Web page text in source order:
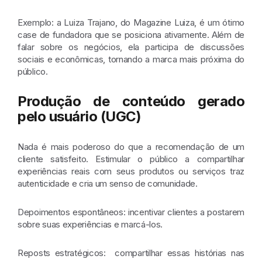
Exemplo: a Luiza Trajano, do Magazine Luiza, é um ótimo
case de fundadora que se posiciona ativamente. Além de
falar sobre os negócios, ela participa de discussões
sociais e econômicas, tornando a marca mais próxima do
público.
Produção de conteúdo gerado
pelo usuário (UGC)
Nada é mais poderoso do que a recomendação de um
cliente satisfeito. Estimular o público a compartilhar
experiências reais com seus produtos ou serviços traz
autenticidade e cria um senso de comunidade.
Depoimentos espontâneos: incentivar clientes a postarem
sobre suas experiências e marcá-los.
Reposts estratégicos: compartilhar essas histórias nas